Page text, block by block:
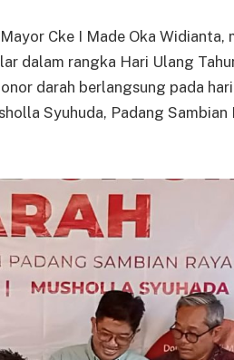
Cke I Made Oka Widianta,
dalam rangka Hari Ulang
darah berlangsung pada
Syuhuda, Padang Sambian